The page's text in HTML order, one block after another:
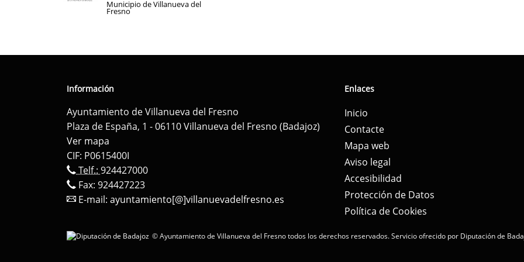
Municipio de Villanueva del
Fresno
Información
Ayuntamiento de Villanueva del Fresno
Plaza de España, 1 - 06110 Villanueva del Fresno (Badajoz)
Ver mapa
CIF: P0615400I
Telf.: 924427000
Fax: 924427223
E-mail: ayuntamiento[@]villanuevadelfresno.es
Enlaces
Inicio
Contacte
Mapa web
Aviso legal
Accesibilidad
Protección de Datos
Política de Cookies
© Ayuntamiento de Villanueva del Fresno todos los derechos reservados.Servicio ofrecido por Diputación de